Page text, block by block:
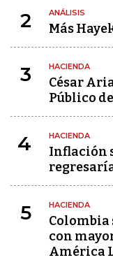
2 ANÁLISIS
Más
3 HACIENDA
César
Público
4 HACIENDA
Inflación
5 HACIENDA
Colombia
con
América